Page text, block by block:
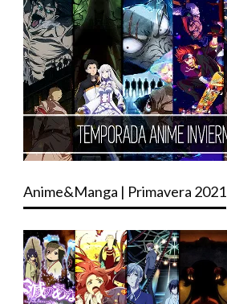
Anime&Manga | Primavera 2021